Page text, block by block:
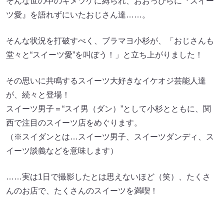
ツ愛』を語れずにいたおじさん達……。
そんな状況を打破すべく、ブラマヨ小杉が、「おじさんも
堂々と“スイーツ愛”を叫ぼう！」と立ち上がりました！
その思いに共鳴するスイーツ大好きなイケオジ芸能人達
が、続々と登場！
スイーツ男子＝“スイ男（ダン）”として小杉とともに、関
西で注目のスイーツ店をめぐります。
（※スイダンとは…スイーツ男子、スイーツダンディ、ス
イーツ談義などを意味します）
……実は1日で撮影したとは思えないほど（笑）、たくさ
んのお店で、たくさんのスイーツを満喫！